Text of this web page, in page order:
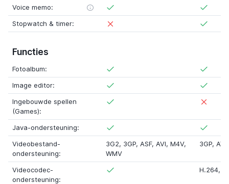
Voice memo:
Stopwatch & timer:
Functies
Fotoalbum:
Image editor:
Ingebouwde spellen
(Games):
Java-ondersteuning:
Videobestand-
ondersteuning:
3G2, 3GP, ASF, AVI, M4V,
WMV
3GP, AVI
Videocodec-
ondersteuning:
H.264,